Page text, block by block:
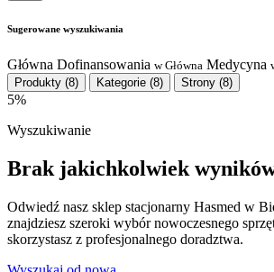
Sugerowane wyszukiwania
Główna Dofinansowania w Główna Medycyna
Produkty (8) Kategorie (8) Strony (8)
5%
Wyszukiwanie
Brak jakichkolwiek
Odwiedź nasz sklep stacjonarny Hasmed w
znajdziesz szeroki wybór nowoczesnego
skorzystasz z profesjonalnego doradztwa.